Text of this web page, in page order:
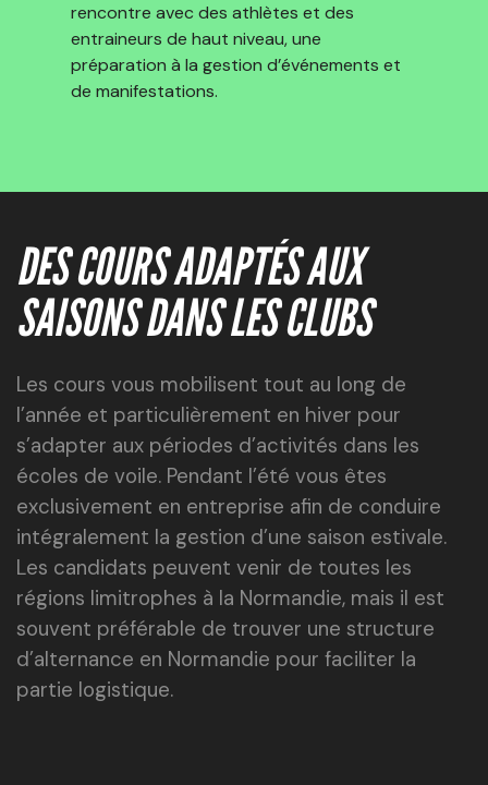
rencontre avec des athlètes et des
entraineurs de haut niveau, une
préparation à la gestion d’événements et
de manifestations.
DES COURS ADAPTÉS AUX
SAISONS DANS LES CLUBS
Les cours vous mobilisent tout au long de
l’année et particulièrement en hiver pour
s’adapter aux périodes d’activités dans les
écoles de voile. Pendant l’été vous êtes
exclusivement en entreprise afin de conduire
intégralement la gestion d’une saison estivale.
Les candidats peuvent venir de toutes les
régions limitrophes à la Normandie, mais il est
souvent préférable de trouver une structure
d’alternance en Normandie pour faciliter la
partie logistique.